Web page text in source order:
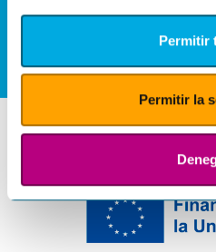
Permitir
Permitir la